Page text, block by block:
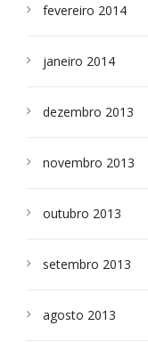
fevereiro 2014
janeiro 2014
dezembro 2013
novembro 2013
outubro 2013
setembro 2013
agosto 2013